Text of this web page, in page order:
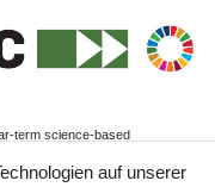
term science-based
from a 2024 base year,
auf unserer